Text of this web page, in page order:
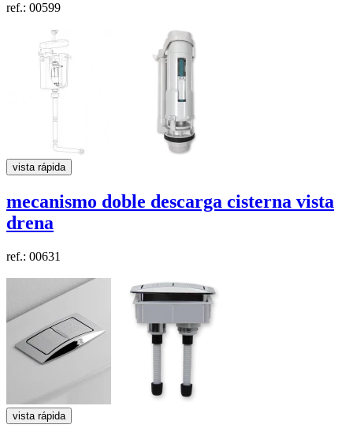
ref.: 00599
vista rápida
mecanismo doble descarga cisterna vista
drena
ref.: 00631
vista rápida